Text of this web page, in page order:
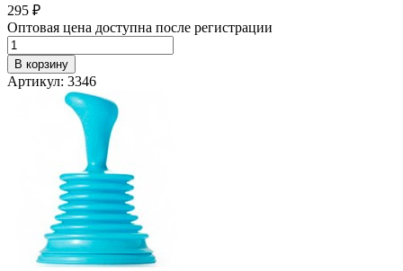
295 ₽
Оптовая цена доступна после регистрации
В корзину
Артикул: 3346